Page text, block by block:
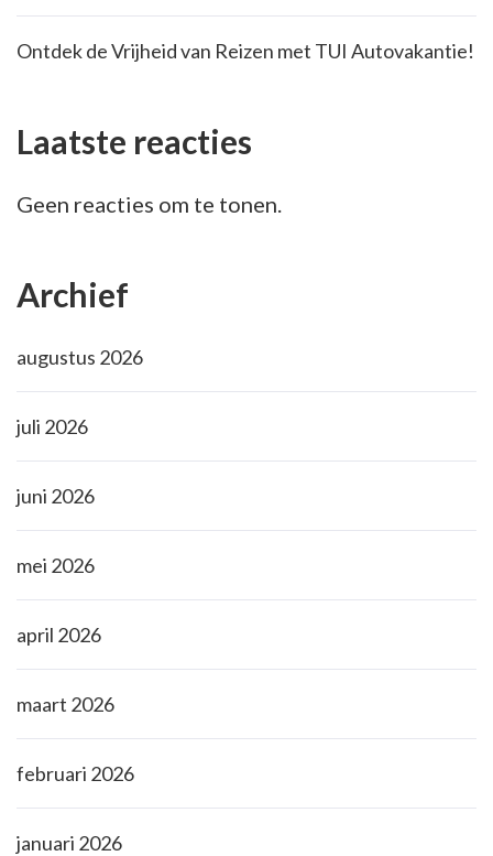
Ontdek de Vrijheid van Reizen met TUI Autovakantie!
Laatste reacties
Geen reacties om te tonen.
Archief
augustus 2026
juli 2026
juni 2026
mei 2026
april 2026
maart 2026
februari 2026
januari 2026